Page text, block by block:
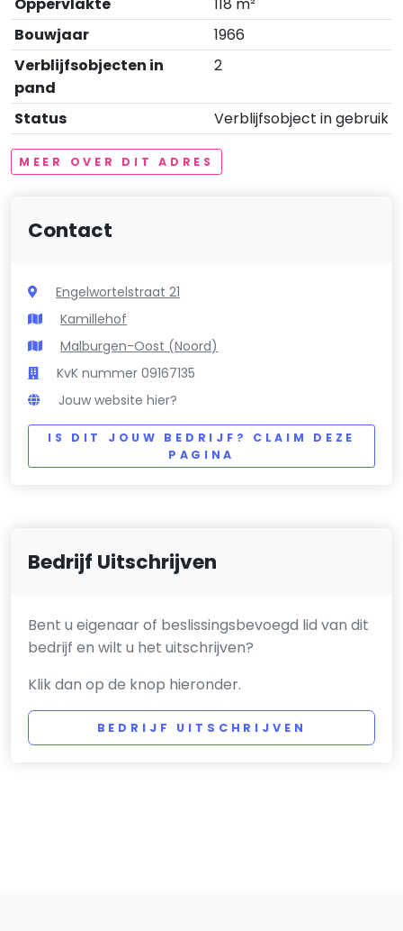
Bouwjaar
1966
Verblijfsobjecten in
pand
2
Status Verblijfsobject in gebruik
MEER OVER DIT ADRES
Contact
Engelwortelstraat 21
Kamillehof
Malburgen-Oost (Noord)
KvK nummer 09167135
Jouw website hier?
IS DIT JOUW BEDRIJF? CLAIM DEZE
PAGINA
Bedrijf Uitschrijven
Bent u eigenaar of beslissingsbevoegd lid van dit
bedrijf en wilt u het uitschrijven?
Klik dan op de knop hieronder.
BEDRIJF UITSCHRIJVEN